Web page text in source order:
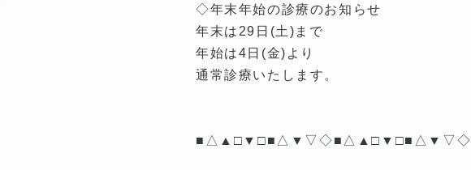
◇年末年始の診療のお知らせ
年末は29日(土)まで
年始は4日(金)より
通常診療いたします。
■△▲□▼□■△▼▽◇■△▲□▼□■△▼▽◇